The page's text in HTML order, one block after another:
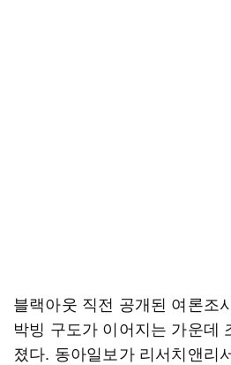
블랙아웃 직전 공개된 여론조
박빙 구도가 이어지는 가운데
졌다. 동아일보가 리서치앤리